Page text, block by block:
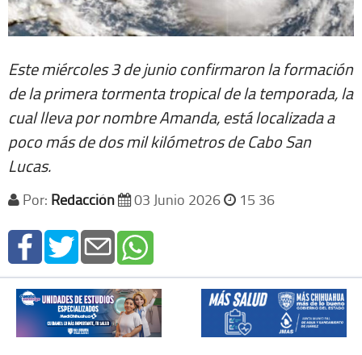
Este miércoles 3 de junio confirmaron la formación
de la primera tormenta tropical de la temporada, la
cual lleva por nombre Amanda, está localizada a
poco más de dos mil kilómetros de Cabo San
Lucas.
Por: Redacción 03 Junio 2026 15 36